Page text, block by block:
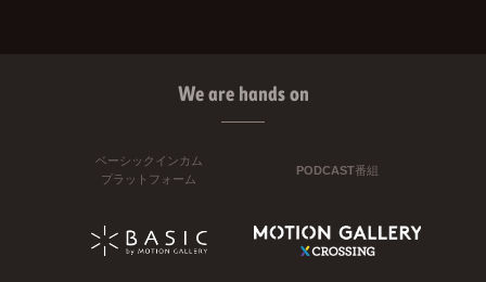
We are hands on
ベーシックインカム
プラットフォーム
PODCAST番組